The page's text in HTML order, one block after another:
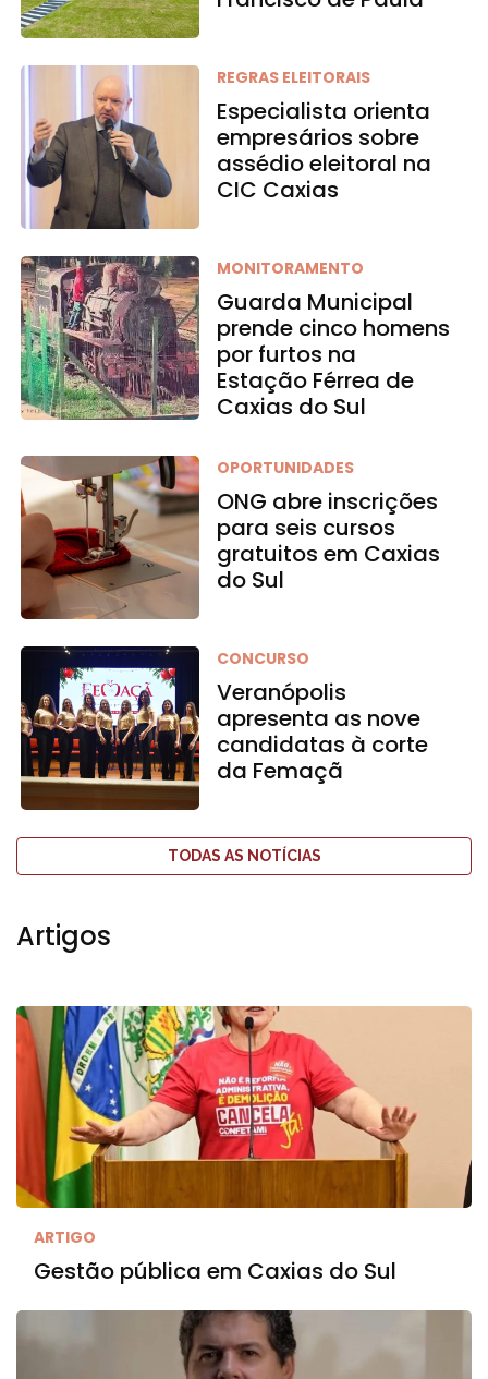
REGRAS ELEITORAIS
Especialista orienta
empresários sobre
assédio eleitoral na
CIC Caxias
MONITORAMENTO
Guarda Municipal
prende cinco homens
por furtos na
Estação Férrea de
Caxias do Sul
OPORTUNIDADES
ONG abre inscrições
para seis cursos
gratuitos em Caxias
do Sul
CONCURSO
Veranópolis
apresenta as nove
candidatas à corte
da Femaçã
TODAS AS NOTÍCIAS
Artigos
ARTIGO
Gestão pública em Caxias do Sul